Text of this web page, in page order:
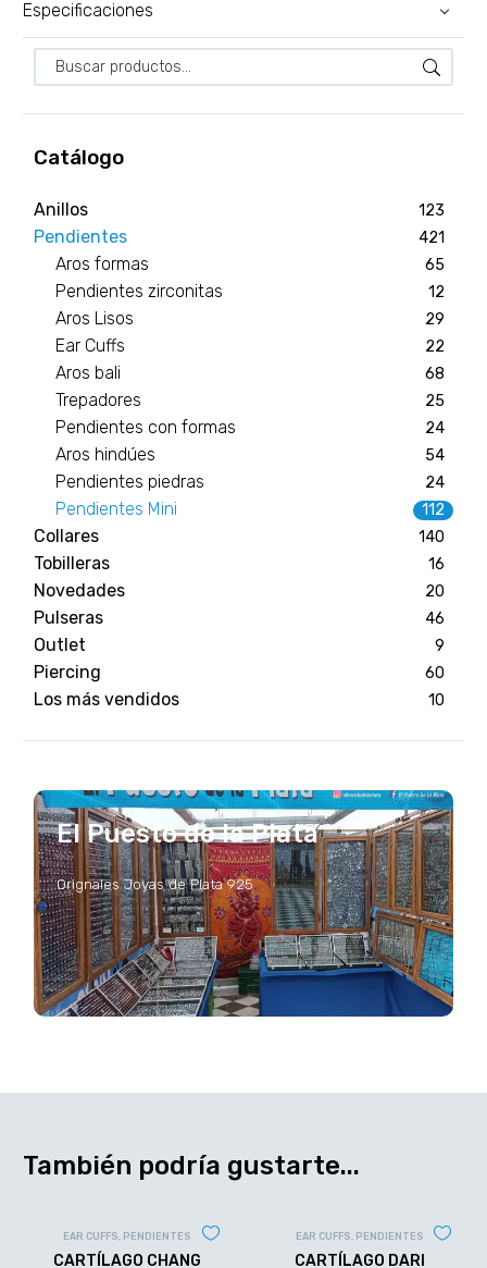
Catálogo
Anillos 123
Pendientes 421
Aros formas 65
Pendientes zirconitas 12
Aros Lisos 29
Ear Cuffs 22
Aros bali 68
Trepadores 25
Pendientes con formas 24
Aros hindúes 54
Pendientes piedras 24
Pendientes Mini 112
Collares 140
Tobilleras 16
Novedades 20
Pulseras 46
Outlet 9
Piercing 60
Los más vendidos 10
El Puesto de la Plata
Orignales Joyas de Plata 925
Especificaciones
También podría gustarte...
EAR CUFFS, PENDIENTES
CARTÍLAGO CHANG
EAR CUFFS, PENDIENTES
CARTÍLAGO DARI